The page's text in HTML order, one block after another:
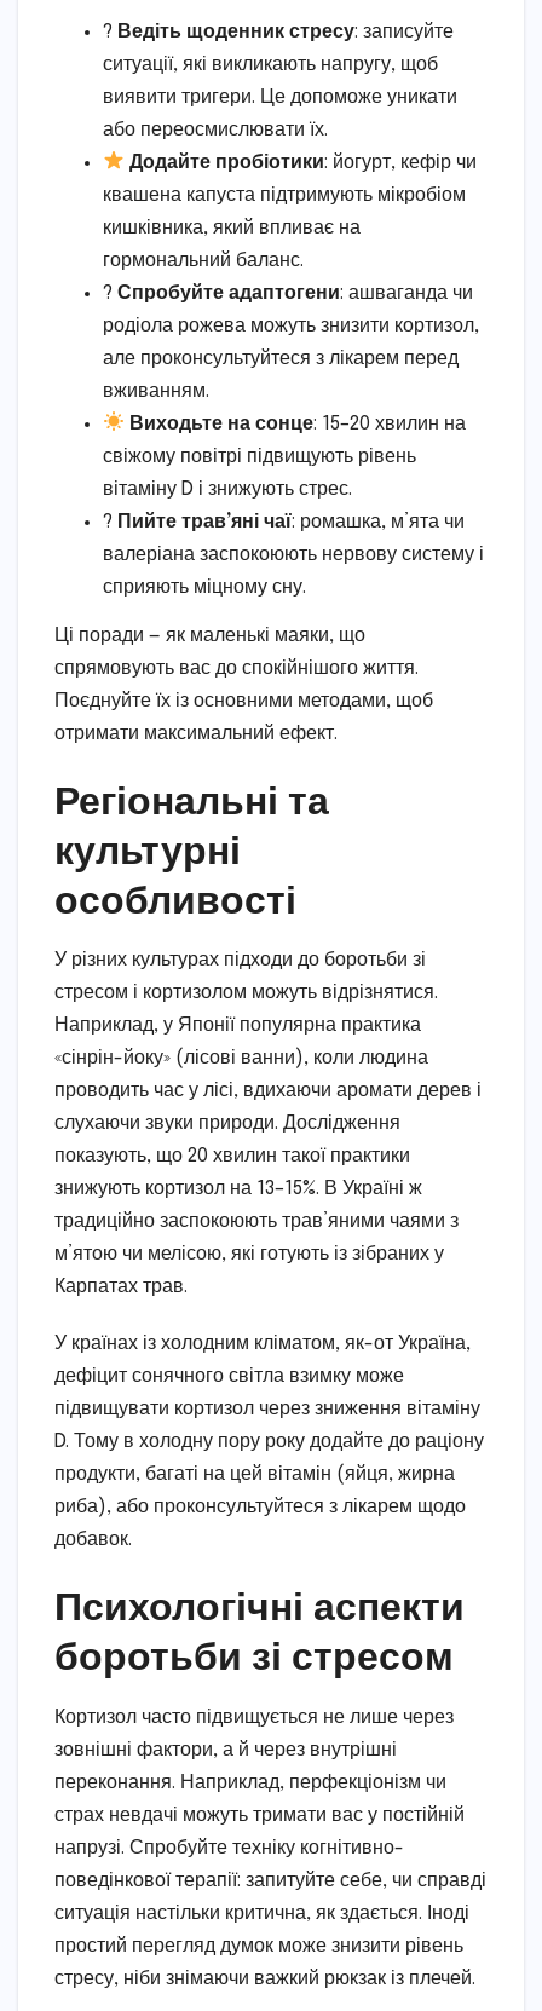
? Ведіть щоденник стресу: записуйте
ситуації, які викликають напругу, щоб
виявити тригери. Це допоможе уникати
або переосмислювати їх.
Додайте пробіотики: йогурт, кефір чи
квашена капуста підтримують мікробіом
кишківника, який впливає на
гормональний баланс.
? Спробуйте адаптогени: ашваганда чи
родіола рожева можуть знизити кортизол,
але проконсультуйтеся з лікарем перед
вживанням.
Виходьте на сонце: 15–20 хвилин на
свіжому повітрі підвищують рівень
вітаміну D і знижують стрес.
? Пийте трав’яні чаї: ромашка, м’ята чи
валеріана заспокоюють нервову систему і
сприяють міцному сну.
Ці поради — як маленькі маяки, що
спрямовують вас до спокійнішого життя.
Поєднуйте їх із основними методами, щоб
отримати максимальний ефект.
Регіональні та
культурні
особливості
У різних культурах підходи до боротьби зі
стресом і кортизолом можуть відрізнятися.
Наприклад, у Японії популярна практика
«сінрін-йоку» (лісові ванни), коли людина
проводить час у лісі, вдихаючи аромати дерев і
слухаючи звуки природи. Дослідження
показують, що 20 хвилин такої практики
знижують кортизол на 13–15%. В Україні ж
традиційно заспокоюють трав’яними чаями з
м’ятою чи мелісою, які готують із зібраних у
Карпатах трав.
У країнах із холодним кліматом, як-от Україна,
дефіцит сонячного світла взимку може
підвищувати кортизол через зниження вітаміну
D. Тому в холодну пору року додайте до раціону
продукти, багаті на цей вітамін (яйця, жирна
риба), або проконсультуйтеся з лікарем щодо
добавок.
Психологічні аспекти
боротьби зі стресом
Кортизол часто підвищується не лише через
зовнішні фактори, а й через внутрішні
переконання. Наприклад, перфекціонізм чи
страх невдачі можуть тримати вас у постійній
напрузі. Спробуйте техніку когнітивно-
поведінкової терапії: запитуйте себе, чи справді
ситуація настільки критична, як здається. Іноді
простий перегляд думок може знизити рівень
стресу, ніби знімаючи важкий рюкзак із плечей.